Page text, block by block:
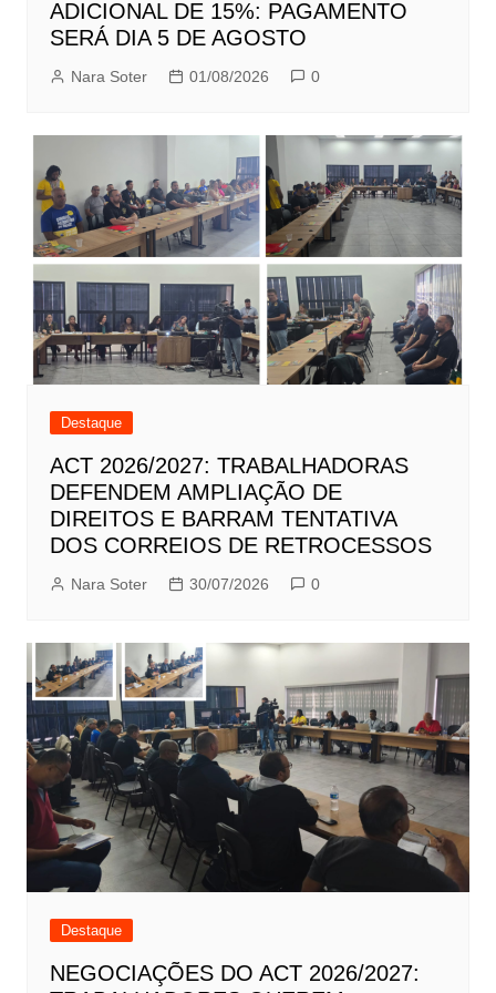
ADICIONAL DE 15%: PAGAMENTO
SERÁ DIA 5 DE AGOSTO
Nara Soter 01/08/2026 0
Destaque
ACT 2026/2027: TRABALHADORAS
DEFENDEM AMPLIAÇÃO DE
DIREITOS E BARRAM TENTATIVA
DOS CORREIOS DE RETROCESSOS
Nara Soter 30/07/2026 0
Destaque
NEGOCIAÇÕES DO ACT 2026/2027: